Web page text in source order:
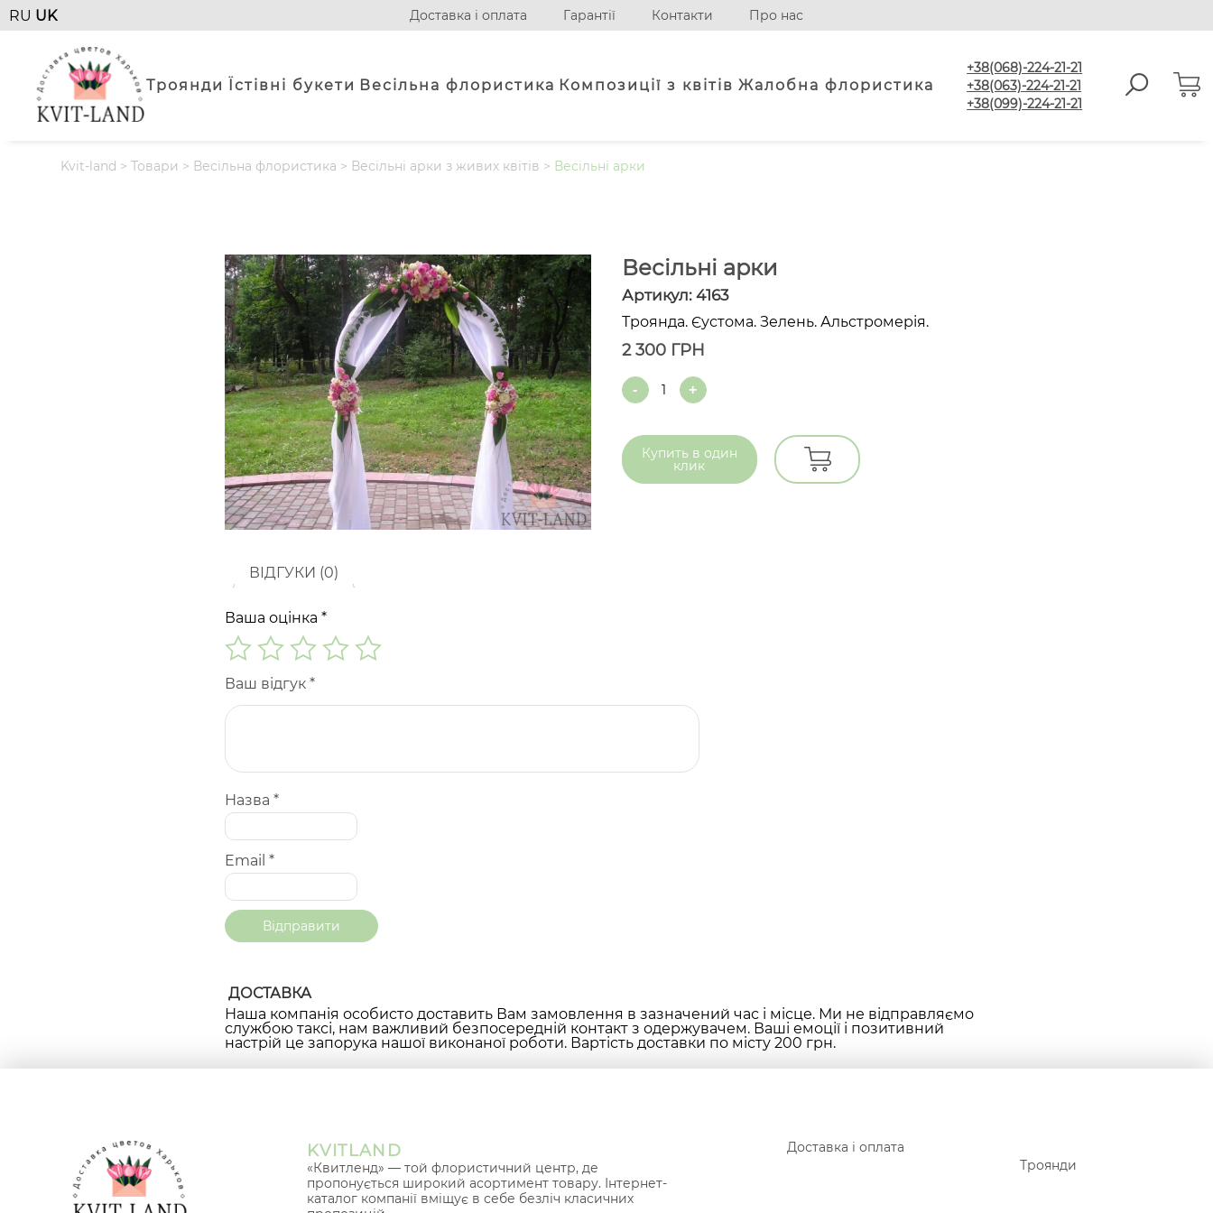
RU UK Доставка і оплата Гарантії Контакти Про нас
Троянди Їстівні букети Весільна флористика Композиції з квітів Жалобна флористика
+38(068)-224-21-21
+38(063)-224-21-21
+38(099)-224-21-21
Kvit-land >Товари > Весільна флористика > Весільні арки з живих квітів > Весільні арки
Весільні арки
Артикул: 4163
Троянда. Єустома. Зелень. Альстромерія.
2 300 ГРН
Quantity
Купить в один
клик
ВІДГУКИ (0)
Ваша оцінка *
Ваш відгук *
Назва *
Email *
ДОСТАВКА
Наша компанія особисто доставить Вам замовлення в зазначений час і місце. Ми не відправляємо
службою таксі, нам важливий безпосередній контакт з одержувачем. Ваші емоції і позитивний
настрій це запорука нашої виконаної роботи. Вартість доставки по місту 200 грн.
KVITLAND
«Квитленд» — той флористичний центр, де
пропонується широкий асортимент товару. Інтернет-
каталог компанії вміщує в себе безліч класичних
Доставка і оплата
Троянди